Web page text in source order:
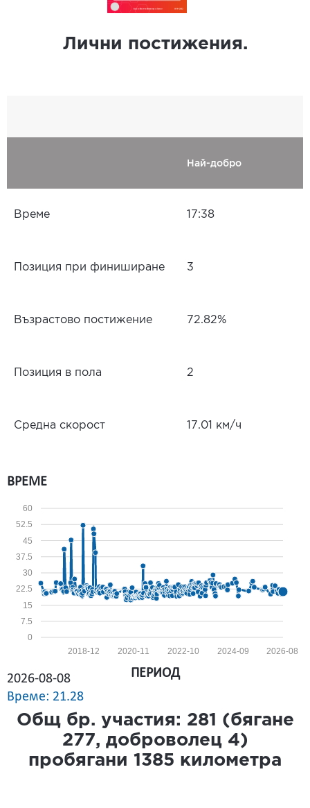
Лични постижения.
Най-добро
Време 17:38
Позиция при финиширане 3
Възрастово постижение 72.82%
Позиция в пола 2
Средна скорост 17.01 км/ч
ВРЕМЕ
0
7.5
15
22.5
30
37.5
45
52.5
60
2026-08
2024-09
2022-10
2020-11
2018-12
2026-08-08
Време: 21.28
ПЕРИОД
Общ бр. участия: 281
(бягане
277, доброволец 4)
пробягани 1385 километра